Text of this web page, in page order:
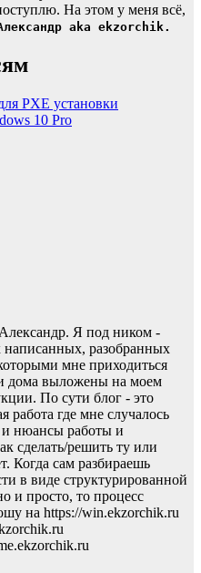
На этом у меня всё,
aka ekzorchik.
PXE установки
10 Pro
Я под ником -
написанных, разобранных
мне приходиться
и дома выложены на моем
По сути блог - это
работа где мне случалось
и нюансы работы и
сделать/решить ту или
Когда сам разбираешь
в виде структурированной
и просто, то процесс
на https://win.ekzorchik.ru